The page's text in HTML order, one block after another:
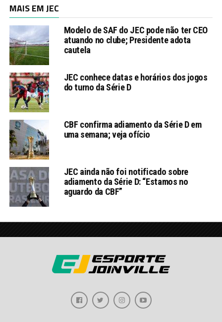
MAIS EM JEC
Modelo de SAF do JEC pode não ter CEO
atuando no clube; Presidente adota
cautela
JEC conhece datas e horários dos jogos
do turno da Série D
CBF confirma adiamento da Série D em
uma semana; veja ofício
JEC ainda não foi notificado sobre
adiamento da Série D: “Estamos no
aguardo da CBF”